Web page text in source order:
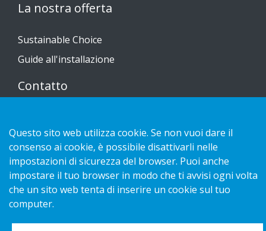
La nostra offerta
Sustainable Choice
Guide all'installazione
Contatto
Cookies
Copyright 2026 HL Display AB. All rights reserved.
Questo sito web utilizza cookie. Se non vuoi dare il
consenso ai cookie, è possibile disattivarli nelle
impostazioni di sicurezza del browser. Puoi anche
impostare il tuo browser in modo che ti avvisi ogni volta
che un sito web tenta di inserire un cookie sul tuo
computer.